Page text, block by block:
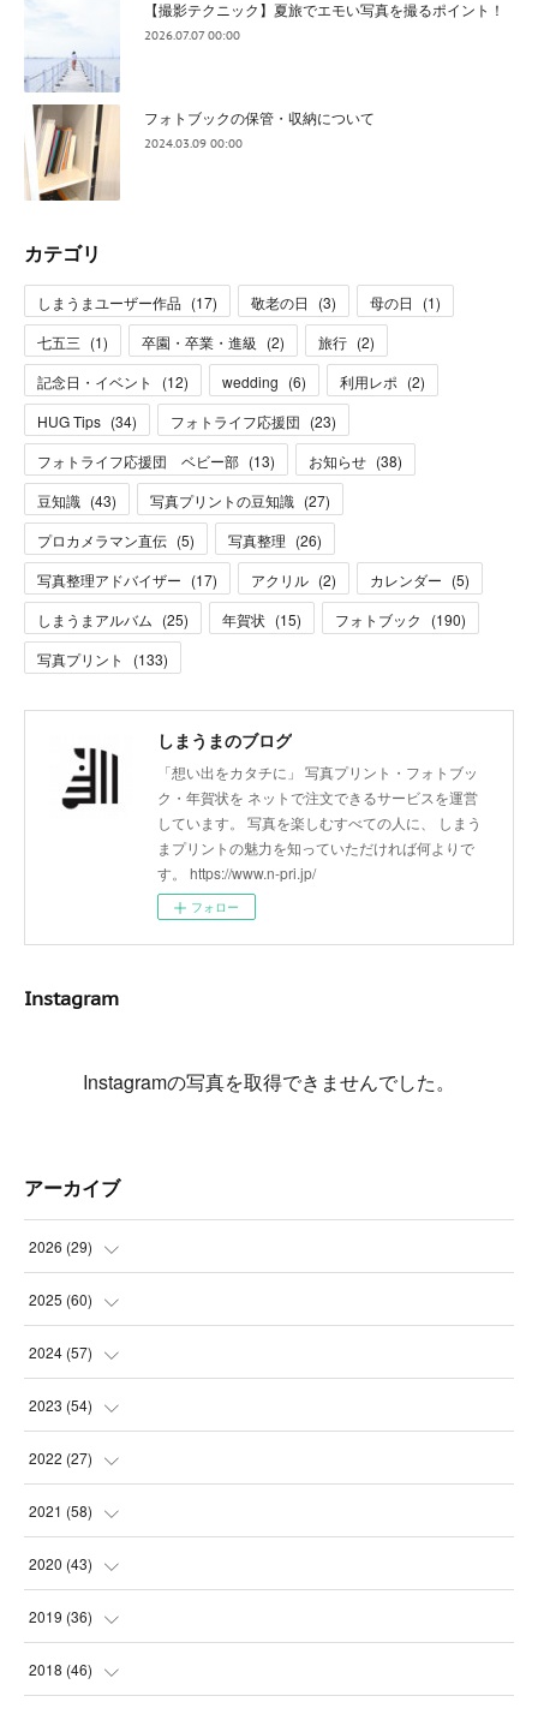
【撮影テクニック】夏旅でエモい写真を撮るポイント！
2026.07.07 00:00
フォトブックの保管・収納について
2024.03.09 00:00
カテゴリ
しまうまユーザー作品 (17) 敬老の日 (3) 母の日 (1)
七五三 (1) 卒園・卒業・進級 (2) 旅行 (2)
記念日・イベント
(12) wedding (6) 利用レポ (2)
HUG Tips (34) フォトライフ応援団 (23)
フォトライフ応援団 ベビー部 (13) お知らせ (38)
豆知識 (43) 写真プリントの豆知識 (27)
プロカメラマン直伝 (5) 写真整理 (26)
写真整理アドバイザー (17) アクリル (2) カレンダー (5)
しまうまアルバム (25) 年賀状 (15) フォトブック (190)
写真プリント
(133)
しまうまのブログ
「想い出をカタチに」 写真プリント・フォトブッ
ク・年賀状を ネットで注文できるサービスを運営
しています。 写真を楽しむすべての人に、 しまう
まプリントの魅力を知っていただければ何よりで
す。 https://www.n-pri.jp/
フォロー
Instagram
Instagramの写真を取得できませんでした。
アーカイブ
2026 (29)
(5
(3
(7
(6
2025 (60)
(3
(3
(3
(2
2024 (57)
(4
(5
(2
(6
2023 (54)
(6
(8
(9
(6
2022 (27)
(1
(3
(3
(4
2021 (58)
(1
(5
(5
2020 (43)
(5
(8
2019 (36)
(3
2018 (46)